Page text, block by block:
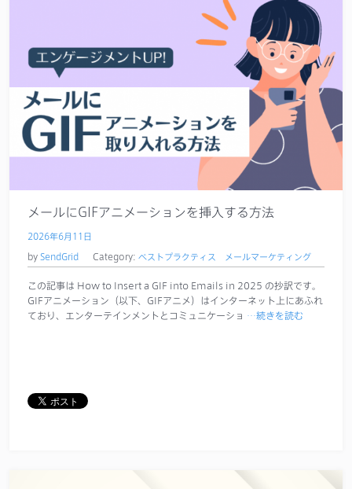
メールにGIFアニメーションを挿入する方法
2026年6月11日
by SendGrid Category: ベストプラクティス メールマーケティング
この記事は How to Insert a GIF into Emails in 2025 の抄訳です。
GIFアニメーション（以下、GIFアニメ）はインターネット上にあふれ
ており、エンターテインメントとコミュニケーショ …続きを読む